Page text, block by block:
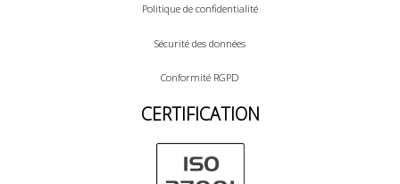
Politique de confidentialité
Sécurité des données
Conformité RGPD
CERTIFICATION